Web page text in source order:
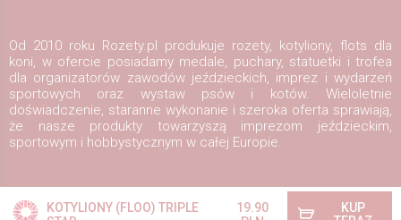
KOTYLIONY (FLOO) TRIPLE
19.90
KUP
Od 2010 roku Rozety.pl produkuje rozety, kotyliony, flots dla
koni, w ofercie posiadamy medale, puchary, statuetki i trofea
dla organizatorów zawodów jeździeckich, imprez i wydarzeń
sportowych oraz wystaw psów i kotów. Wieloletnie
doświadczenie, staranne wykonanie i szeroka oferta sprawiają,
że nasze produkty towarzyszą imprezom jeździeckim,
sportowym i hobbystycznym w całej Europie.
Copyright ©2026Rozety.pl Projekt i wykonanie: Redhand.pl